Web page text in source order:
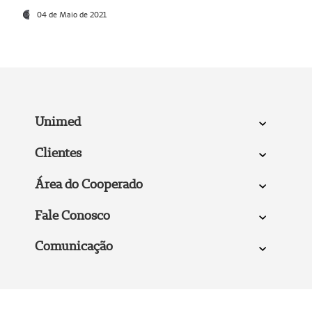
04 de Maio de 2021
Unimed
Clientes
Área do Cooperado
Fale Conosco
Comunicação